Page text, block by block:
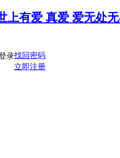
录找回密码
立即注册